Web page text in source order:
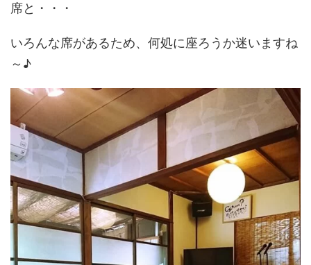
席と・・・
いろんな席があるため、何処に座ろうか迷いますね
～♪